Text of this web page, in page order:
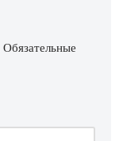
Обязательные